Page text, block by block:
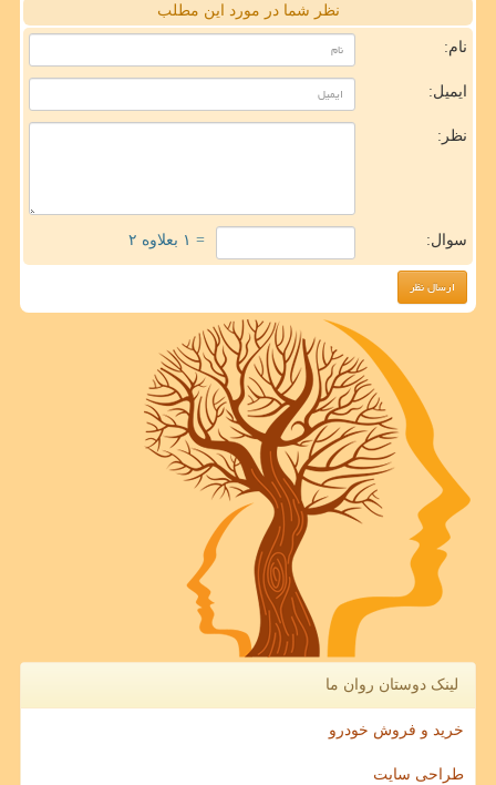
نظر شما در مورد این مطلب
نام:
ایمیل:
نظر:
سوال: = ۱ بعلاوه ۲
لینک دوستان روان ما
خرید و فروش خودرو
طراحی سایت